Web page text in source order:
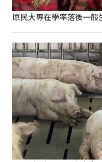
原民大專在學率落後一般